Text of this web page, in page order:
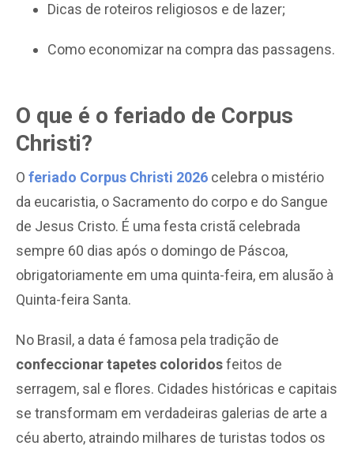
Dicas de roteiros religiosos e de lazer;
Como economizar na compra das passagens.
O que é o feriado de Corpus
Christi?
O feriado Corpus Christi 2026 celebra o mistério
da eucaristia, o Sacramento do corpo e do Sangue
de Jesus Cristo. É uma festa cristã celebrada
sempre 60 dias após o domingo de Páscoa,
obrigatoriamente em uma quinta-feira, em alusão à
Quinta-feira Santa.
No Brasil, a data é famosa pela tradição de
confeccionar tapetes coloridosfeitos de
serragem, sal e flores. Cidades históricas e capitais
se transformam em verdadeiras galerias de arte a
céu aberto, atraindo milhares de turistas todos os